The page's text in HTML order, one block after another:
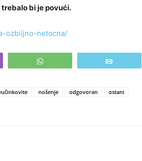
bi je povući.
ozbiljno-netocna/
nošenje odgovoran
ostani